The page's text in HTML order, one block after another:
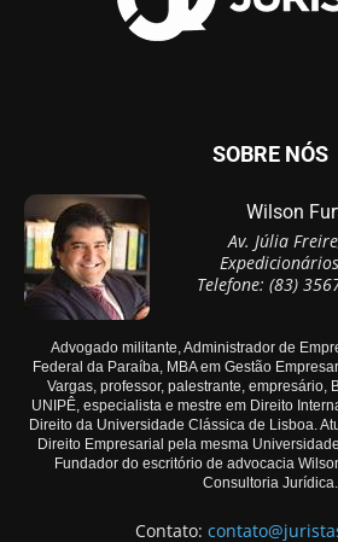
SOBRE NÓS
Wilson
Av. Júlia
Telefone: (83)
Advogado militante, Administrador de
Federal da Paraíba, MBA em Gestão
Vargas, professor, palestrante, empresário,
UNIPÊ, especialista e mestre em Direito
Direito da Universidade Clássica de Lisboa.
Direito Empresarial pela mesma
Fundador do escritório de advocacia
Consultoria Jurídica.
Contato: